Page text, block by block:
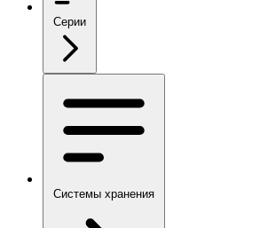
Серии
Системы хранения